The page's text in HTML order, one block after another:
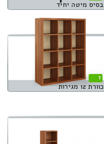
בסיס מיטה יחיד
1
כוורת 12 מגירות